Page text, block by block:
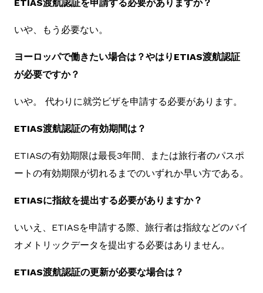
ETIAS渡航認証を申請する必要がありますか？
いや、もう必要ない。
ヨーロッパで働きたい場合は？やはりETIAS渡航認証
が必要ですか？
いや。 代わりに就労ビザを申請する必要があります。
ETIAS渡航認証の有効期間は？
ETIASの有効期限は最長3年間、または旅行者のパスポ
ートの有効期限が切れるまでのいずれか早い方である。
ETIASに指紋を提出する必要がありますか？
いいえ、ETIASを申請する際、旅行者は指紋などのバイ
オメトリックデータを提出する必要はありません。
ETIAS渡航認証の更新が必要な場合は？